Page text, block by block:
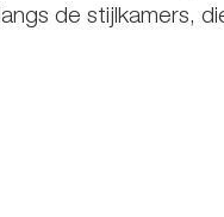
langs de stijlkamers,